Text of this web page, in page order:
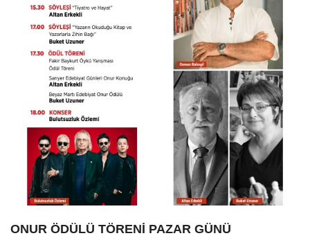
Edebiyat Günleri hafta sonu dopdolu
geçecek.
SARIYER 20 Eylül 2024 - 12:59
Dinle
A
Büyüt
A
Küçült